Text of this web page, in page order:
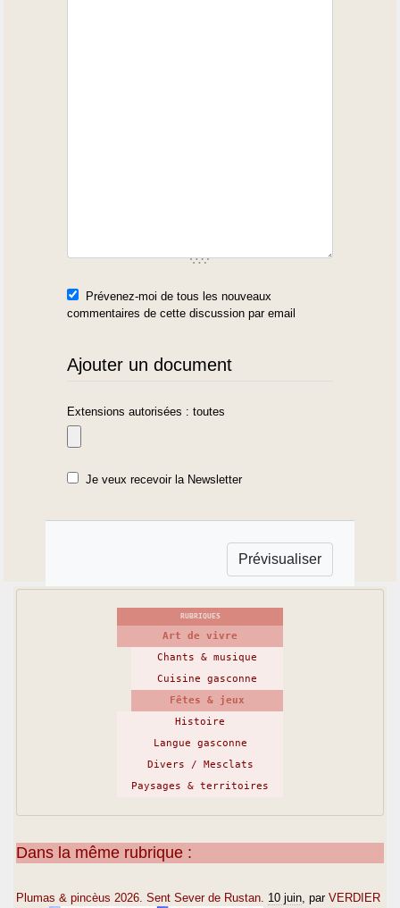
Prévenez-moi de tous les nouveaux
commentaires de cette discussion par email
Ajouter un document
Extensions autorisées : toutes
Je veux recevoir la Newsletter
RUBRIQUES
Art de vivre
Chants & musique
Cuisine gasconne
Fêtes & jeux
Histoire
Langue gasconne
Divers / Mesclats
Paysages & territoires
Dans la même rubrique :
Plumas & pincèus 2026. Sent Sever de Rustan. 10 juin , par VERDIER